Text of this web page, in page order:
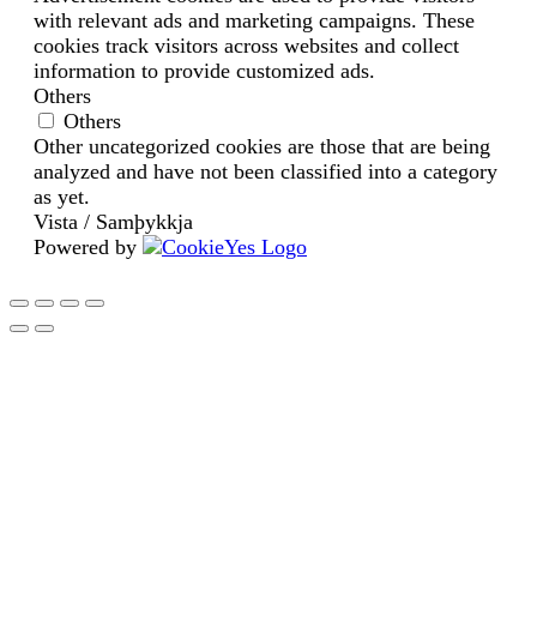
with relevant ads and marketing campaigns. These
cookies track visitors across websites and collect
information to provide customized ads.
Others
Others
Other uncategorized cookies are those that are being
analyzed and have not been classified into a category
as yet.
Vista / Samþykkja
Powered by